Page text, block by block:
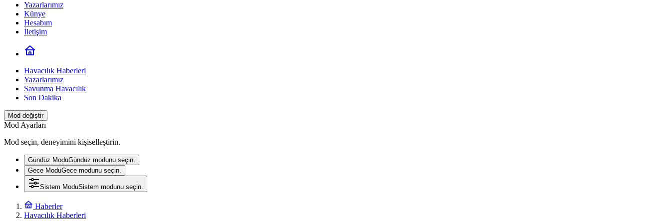
Yazarlarımız
Künye
Hesabım
İletişim
Havacılık Haberleri
Yazarlarımız
Savunma Havacılık
Son Dakika
Mod değiştir
Mod Ayarları
Mod seçin, deneyimini kişiselleştirin.
Gündüz ModuGündüz modunu seçin.
Gece ModuGece modunu seçin.
Sistem ModuSistem modunu seçin.
Haberler
Havacılık Haberleri